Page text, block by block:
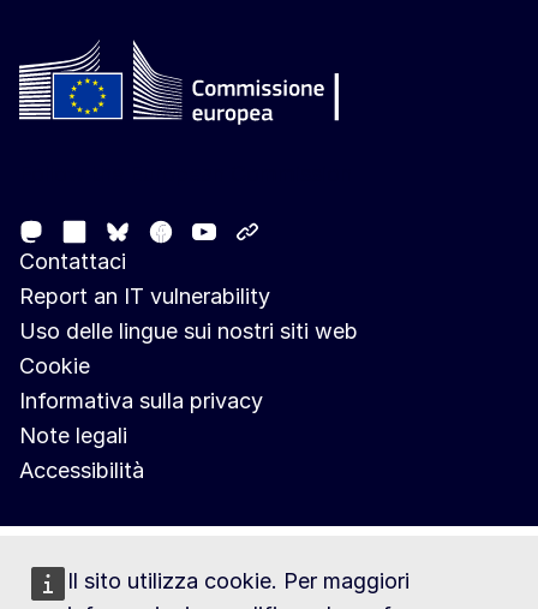
Il sito utilizza cookie. Per maggiori
MastodonLinkedIn
Bluesky
Facebook
Youtube
Contattaci
Report an IT vulnerability
Uso delle lingue sui nostri siti web
Cookie
Informativa sulla privacy
Note legali
Accessibilità